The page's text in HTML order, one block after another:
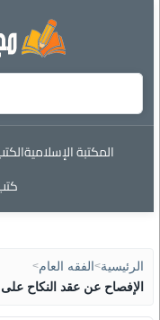
المكتبة الإسلامية
الرئيسية> الفقه العام>
الإفصاح عن عقد النكاح على